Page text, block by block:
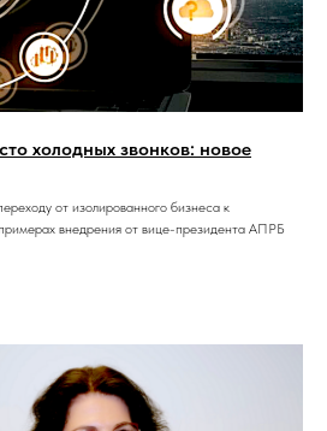
холодных звонков: новое
от изолированного бизнеса к
внедрения от вице-президента АПРБ